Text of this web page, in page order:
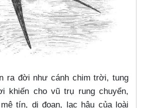
ra đời như cánh chim trời, tung
khiến cho vũ trụ rung chuyển,
tín, dị đoan, lạc hậu của loài